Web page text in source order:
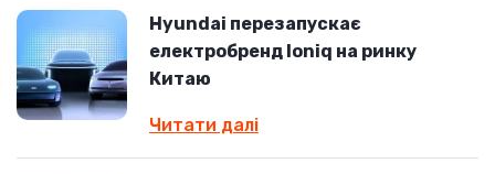
Hyundai перезапускає
електробренд Ioniq на ринку
Китаю
Читати далі